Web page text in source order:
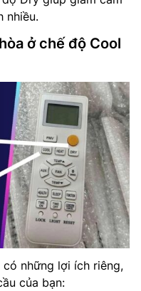
nhiều.
ở chế độ Cool
những lợi ích riêng,
của bạn: